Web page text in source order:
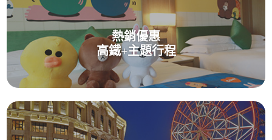
優
滿
額
禮
熱銷優惠
高鐵+主題行程